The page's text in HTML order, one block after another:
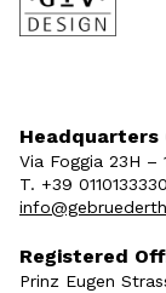
Headquarters
Via Foggia 23H –
T. +39 0110133330
Registered
Prinz Eugen